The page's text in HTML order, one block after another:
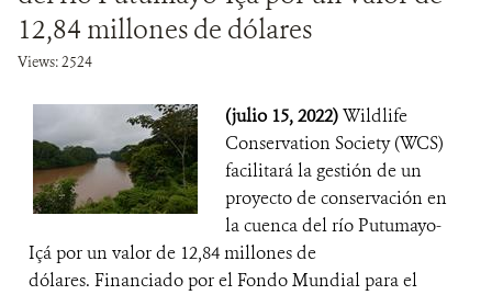
12,84 millones de dólares
Views: 2524
(julio 15, 2022)Wildlife
Conservation Society (WCS)
facilitará la gestión de un
proyecto de conservación en
la cuenca del río Putumayo-
Içá por un valor de 12,84 millones de
dólares. Financiado por el Fondo Mundial para el